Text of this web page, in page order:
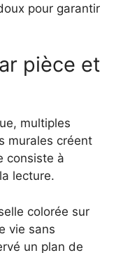
pour garantir
pièce et
multiples
murales créent
consiste à
lecture.
colorée sur
vie sans
un plan de